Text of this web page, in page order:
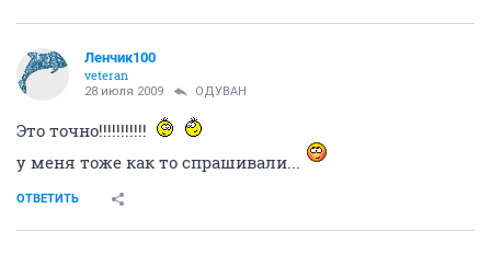
Ленчик100
veteran
28 июля 2009 ОДУВАН
Это точно!!!!!!!!!!!
у меня тоже как то спрашивали...
ОТВЕТИТЬ